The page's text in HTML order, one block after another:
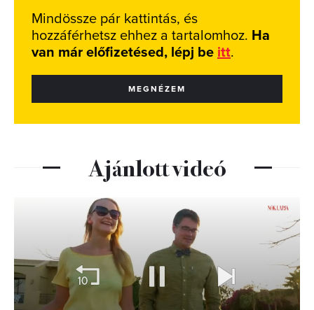
Mindössze pár kattintás, és
hozzáférhetsz ehhez a tartalomhoz. Ha
van már előfizetésed, lépj be itt.
MEGNÉZEM
Ajánlott videó